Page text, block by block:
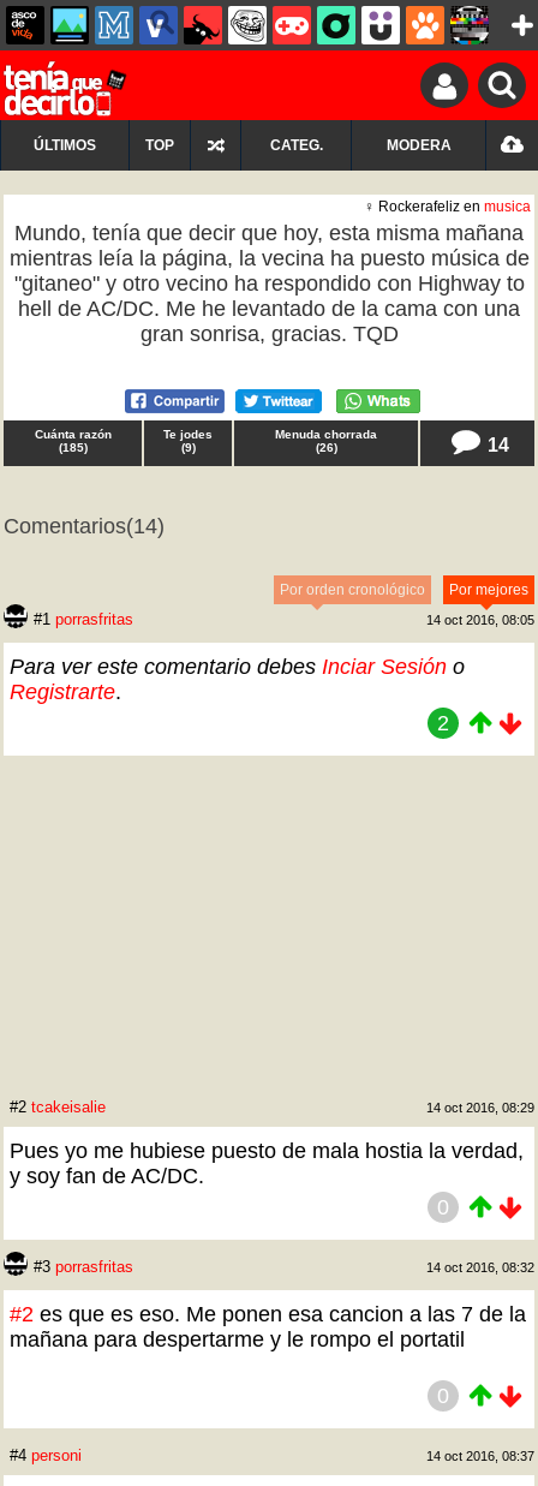
ÚLTIMOS TOP CATEG. MODERA
♀ Rockerafeliz en musica
Mundo, tenía que decir que hoy, esta misma mañana
mientras leía la página, la vecina ha puesto música de
"gitaneo" y otro vecino ha respondido con Highway to
hell de AC/DC. Me he levantado de la cama con una
gran sonrisa, gracias. TQD
Cuánta razón
(185)
Te jodes
(9)
Menuda chorrada
(26) 14
Comentarios(14)
Por mejores
Por orden cronológico
#1 porrasfritas 14 oct 2016, 08:05
Para ver este comentario debes Inciar Sesión o
Registrarte.
2
#2 tcakeisalie 14 oct 2016, 08:29
Pues yo me hubiese puesto de mala hostia la verdad,
y soy fan de AC/DC.
0
#3 porrasfritas 14 oct 2016, 08:32
#2 es que es eso. Me ponen esa cancion a las 7 de la
mañana para despertarme y le rompo el portatil
0
#4 personi 14 oct 2016, 08:37